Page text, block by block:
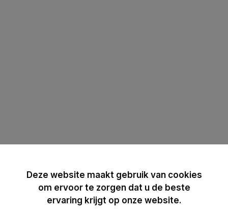
Deze website maakt gebruik van cookies
om ervoor te zorgen dat u de beste
ervaring krijgt op onze website.